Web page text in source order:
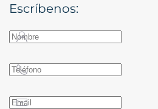
Escríbenos: